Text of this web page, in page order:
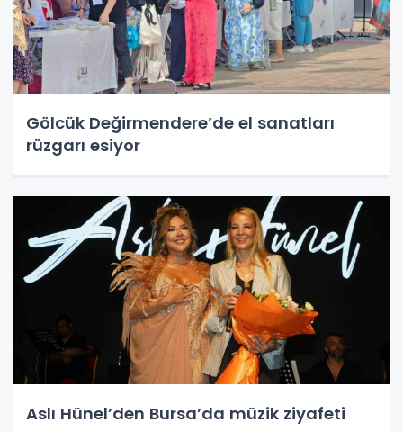
Gölcük Değirmendere’de el sanatları
rüzgarı esiyor
Aslı Hünel’den Bursa’da müzik ziyafeti